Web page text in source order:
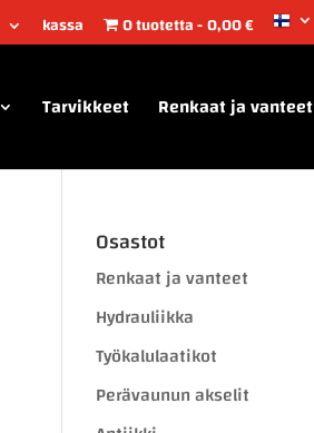
kassa 0 tuotetta 0,00 €
Tarvikkeet Renkaat ja vanteet
Osastot
Renkaat ja vanteet
Hydrauliikka
Työkalulaatikot
Perävaunun akselit